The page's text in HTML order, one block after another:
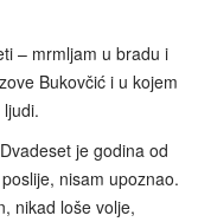
– mrmljam u bradu i
Bukovčić i u kojem
je godina od
nisam upoznao.
nikad loše volje,